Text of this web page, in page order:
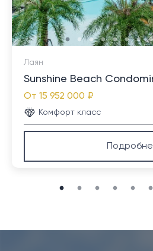
атмосферой. Бесплатный
путешествовать по
пляжа. Здесь имеется
Пхукет в Чернгталай
езды. Кроме того, до крупных
Таланга, таких как Lotus's,
до некоторых ближайших
можно легко добраться за 15-
машине. Прекрасные пляжи
примерно в 25 минутах езды
Лаян
Sunshine Beach
От 15 952 000 ₽
Комфорт класс